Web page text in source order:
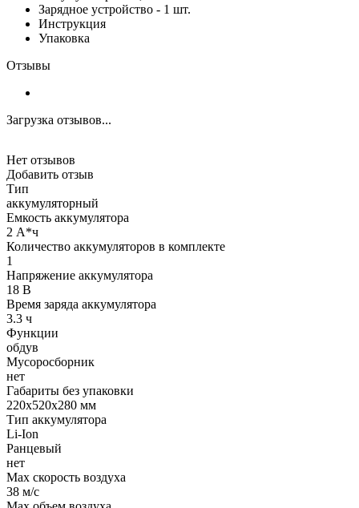
Зарядное устройство - 1 шт.
Инструкция
Упаковка
Отзывы
Загрузка отзывов...
Нет отзывов
Добавить отзыв
Тип
аккумуляторный
Емкость аккумулятора
2 А*ч
Количество аккумуляторов в комплекте
1
Напряжение аккумулятора
18 В
Время заряда аккумулятора
3.3 ч
Функции
обдув
Мусоросборник
нет
Габариты без упаковки
220х520х280 мм
Тип аккумулятора
Li-Ion
Ранцевый
нет
Max скорость воздуха
38 м/с